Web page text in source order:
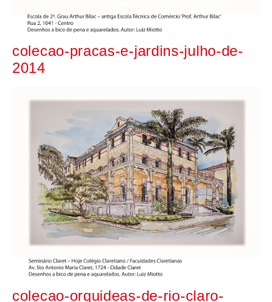
colecao-pracas-e-jardins-julho-de-
2014
colecao-orquideas-de-rio-claro-